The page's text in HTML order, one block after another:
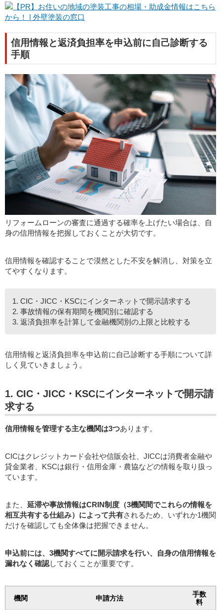
信用情報と返済負担率を申込前に自己診断する
手順
リフォームローンの審査に通過する確率を上げたい場合は、自
身の信用情報を把握しておくことが大切です。
信用情報を確認することで漠然とした不安を解消し、対策を立
てやすくなります。
1. CIC・JICC・KSCにインターネットで開示請求する
2. 事故情報の保有期間を機関別に確認する
3. 返済負担率を計算して金融機関別の上限と比較する
信用情報と返済負担率を申込前に自己診断する手順について詳
しく見ていきましょう。
1. CIC・JICC・KSCにインターネットで開示請
求する
信用情報を管理する主な機関は3つあります。
CICはクレジットカード会社や信販会社、JICCは消費者金融や
貸金業者、KSCは銀行・信用金庫・農協などの情報を取り扱っ
ています。
また、 延滞や事故情報はCRIN制度（3機関間でこれらの情報を
相互共有する仕組み）によって共有されるため、いずれか1機関
だけを確認しても全体像は把握できません。
申込前には、3機関すべてに開示請求を行い、自身の信用情報を
漏れなく確認しておくことが重要です。
機関 申請方法
手数
料